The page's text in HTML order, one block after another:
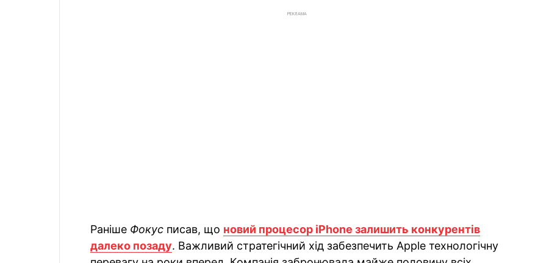
РЕКЛАМА
Раніше Фокус писав, що новий процесор iPhone залишить конкурентів
далеко позаду. Важливий стратегічний хід забезпечить Apple технологічну